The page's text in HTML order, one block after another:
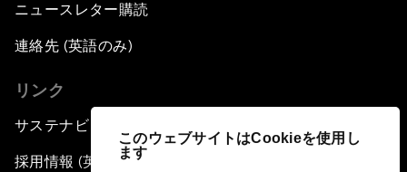
このウェブサイトはCookieを使用し
ます
ニュースレター購読
連絡先 (英語のみ)
リンク
サステナビリティへの取り組み
採用情報 (英語のみ)